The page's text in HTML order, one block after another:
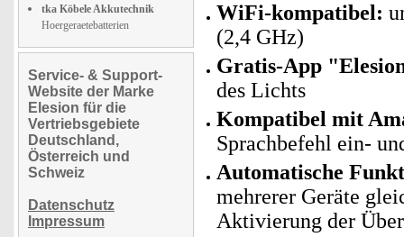
tka Köbele Akkutechnik
Hoergeraetebatterien
Service- & Support-
Website der Marke
Elesion für die
Vertriebsgebiete
Deutschland,
Österreich und
Schweiz
Datenschutz
Impressum
WiFi-kompatibel:
(2,4 GHz)
Gratis-App
des Lichts
Kompatibel mit
Sprachbefehl ein-
Automatische
mehrerer Geräte
Aktivierung der